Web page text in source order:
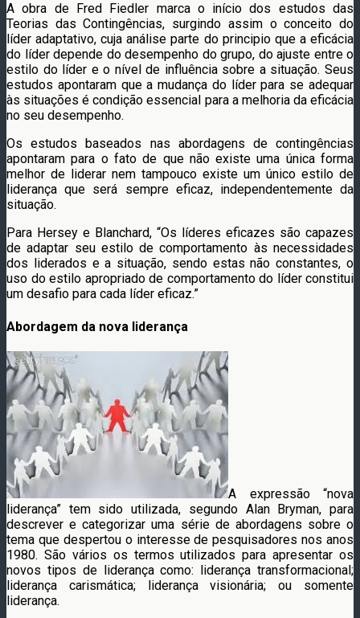
A obra de Fred Fiedler marca o início dos estudos das
Teorias das Contingências, surgindo assim o conceito do
líder adaptativo, cuja análise parte do principio que a eficácia
do líder depende do desempenho do grupo, do ajuste entre o
estilo do líder e o nível de influência sobre a situação. Seus
estudos apontaram que a mudança do líder para se adequar
às situações é condição essencial para a melhoria da eficácia
no seu desempenho.
Os estudos baseados nas abordagens de contingências
apontaram para o fato de que não existe uma única forma
melhor de liderar nem tampouco existe um único estilo de
liderança que será sempre eficaz, independentemente da
situação.
Para Hersey e Blanchard, “Os líderes eficazes são capazes
de adaptar seu estilo de comportamento às necessidades
dos liderados e a situação, sendo estas não constantes, o
uso do estilo apropriado de comportamento do líder constitui
um desafio para cada líder eficaz.”
Abordagem da nova liderança
A expressão “nova
liderança” tem sido utilizada, segundo Alan Bryman, para
descrever e categorizar uma série de abordagens sobre o
tema que despertou o interesse de pesquisadores nos anos
1980. São vários os termos utilizados para apresentar os
novos tipos de liderança como: liderança transformacional;
liderança carismática; liderança visionária; ou somente
liderança.